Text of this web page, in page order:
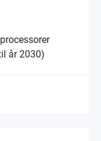
år 2030)